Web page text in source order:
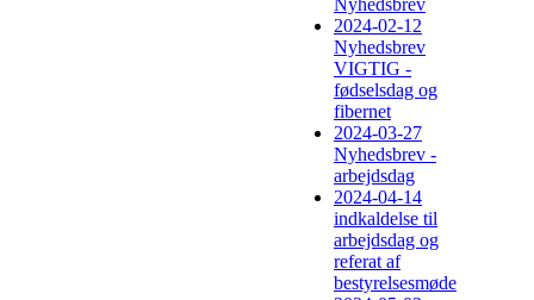
Nyhedsbrev
2024-02-12
Nyhedsbrev
VIGTIG -
fødselsdag og
fibernet
2024-03-27
Nyhedsbrev -
arbejdsdag
2024-04-14
indkaldelse til
arbejdsdag og
referat af
bestyrelsesmøde